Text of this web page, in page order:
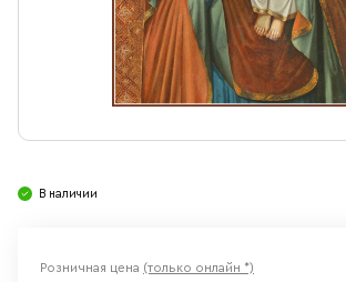
Ювелирные изделия
В наличии
Розничная цена (только онлайн *)